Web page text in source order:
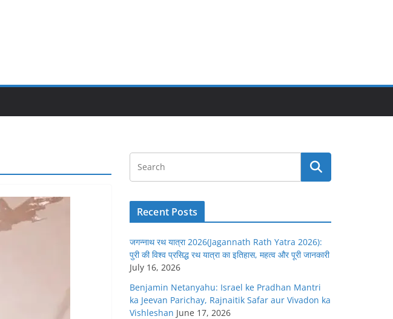
Recent Posts
जगन्नाथ रथ यात्रा 2026(Jagannath Rath Yatra 2026):
पुरी की विश्व प्रसिद्ध रथ यात्रा का इतिहास, महत्व और पूरी जानकारी
July 16, 2026
Benjamin Netanyahu: Israel ke Pradhan Mantri
ka Jeevan Parichay, Rajnaitik Safar aur Vivadon ka
Vishleshan June 17, 2026